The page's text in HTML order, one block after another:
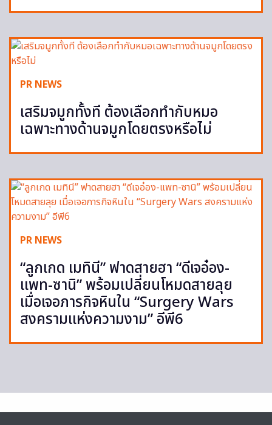
PR NEWS
เสริมจมูกทั้งที ต้องเลือกทำกับหมอ
เฉพาะทางด้านจมูกโดยตรงหรือไม่
PR NEWS
“ลูกเกด เมทินี” ฟาดสายฮา “ดีเจอ๋อง-
แพท-ซานิ” พร้อมเปลี่ยนโหมดสายลุย
เมื่อเจอภารกิจหินใน “Surgery Wars
สงครามแห่งความงาม” อีพี6